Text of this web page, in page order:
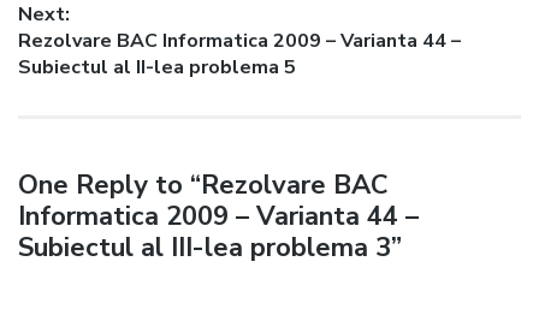
Next:
Next
post:
Rezolvare BAC Informatica 2009 – Varianta 44 –
Subiectul al II-lea problema 5
One Reply to “Rezolvare BAC
Informatica 2009 – Varianta 44 –
Subiectul al III-lea problema 3”